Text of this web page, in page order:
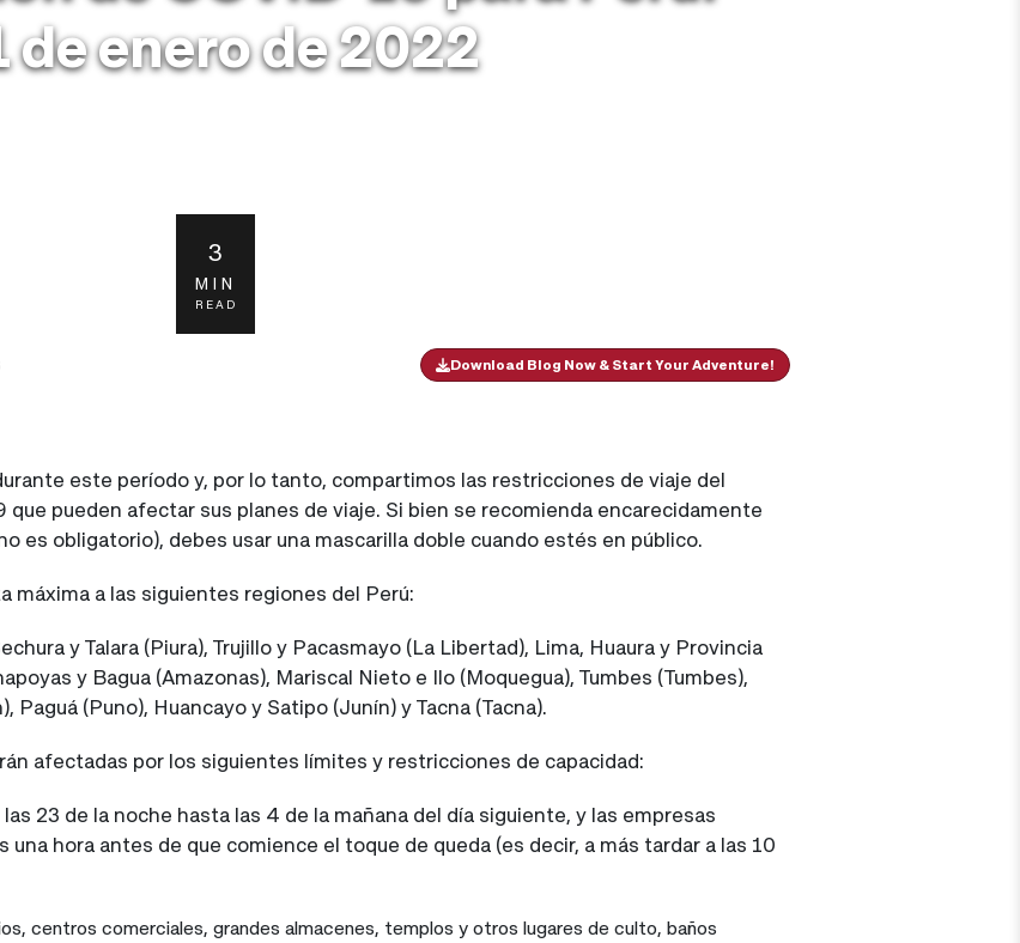
de enero de 2022
3
MIN
READ
Download Blog Now & Start Your Adventure!
este período y, por lo tanto, compartimos las restricciones de viaje del
que pueden afectar sus planes de viaje. Si bien se recomienda encarecidamente
es obligatorio), debes usar una mascarilla doble cuando estés en público.
máxima a las siguientes regiones del Perú:
y Talara (Piura), Trujillo y Pacasmayo (La Libertad), Lima, Huaura y Provincia
y Bagua (Amazonas), Mariscal Nieto e Ilo (Moquegua), Tumbes (Tumbes),
Paguá (Puno), Huancayo y Satipo (Junín) y Tacna (Tacna).
afectadas por los siguientes límites y restricciones de capacidad:
23 de la noche hasta las 4 de la mañana del día siguiente, y las empresas
hora antes de que comience el toque de queda (es decir, a más tardar a las 10
centros comerciales, grandes almacenes, templos y otros lugares de culto, baños